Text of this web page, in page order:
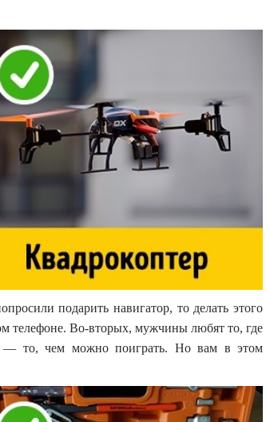
подарить навигатор, то делать этого
телефоне. Во-вторых, мужчины любят то, где
— то, чем можно поиграть. Но вам в этом